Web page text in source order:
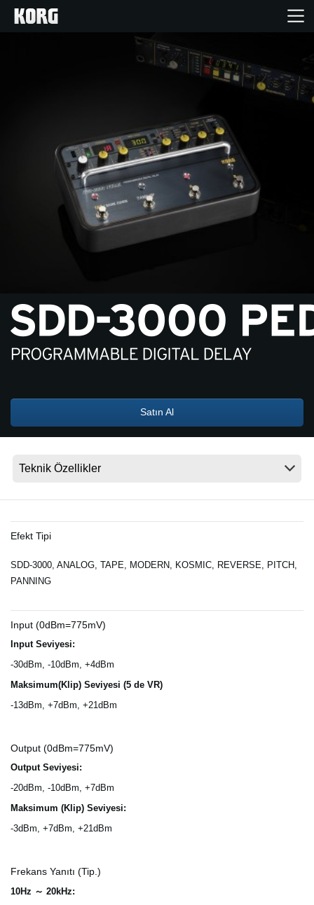
Özellikler
Etkinlikler
Haberler
Konum
KORG Hakkında
Satın Al
Efekt Tipi
SDD-3000, ANALOG, TAPE, MODERN, KOSMIC, REVERSE, PITCH,
PANNING
Input (0dBm=775mV)
Input Seviyesi:
-30dBm, -10dBm, +4dBm
Maksimum(Klip) Seviyesi (5 de VR)
-13dBm, +7dBm, +21dBm
Output (0dBm=775mV)
Output Seviyesi:
-20dBm, -10dBm, +7dBm
Maksimum (Klip) Seviyesi:
-3dBm, +7dBm, +21dBm
Frekans Yanıtı (Tip.)
10Hz ～ 20kHz: